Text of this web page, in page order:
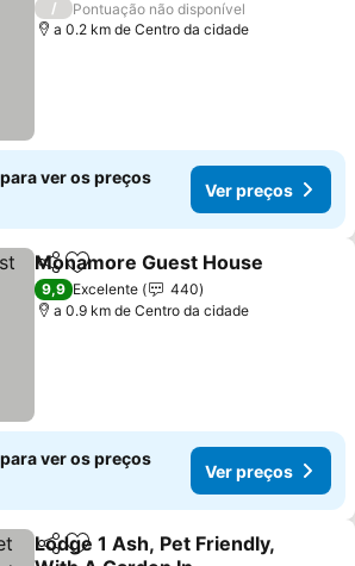
/
Pontuação não disponível
a 0.2 km de Centro da cidade
ver os preços
Ver preços
PartilharAdicionar aos favoritos
Monamore Guest House
9,9 Excelente
440
a 0.9 km de Centro da cidade
ver os preços
Ver preços
PartilharAdicionar aos favoritos
Lodge 1 Ash, Pet Friendly,